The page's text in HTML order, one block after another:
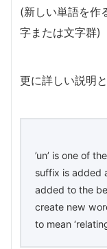
(新しい単語を作
字または文字群)
更に詳しい説明
’un’ is one of
suffix is added
added to the
create new
to mean